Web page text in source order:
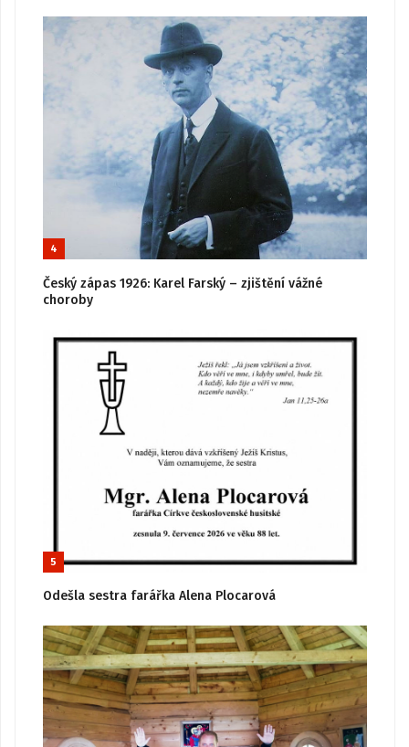
4
Český zápas 1926: Karel Farský – zjištění vážné
choroby
5
Odešla sestra farářka Alena Plocarová